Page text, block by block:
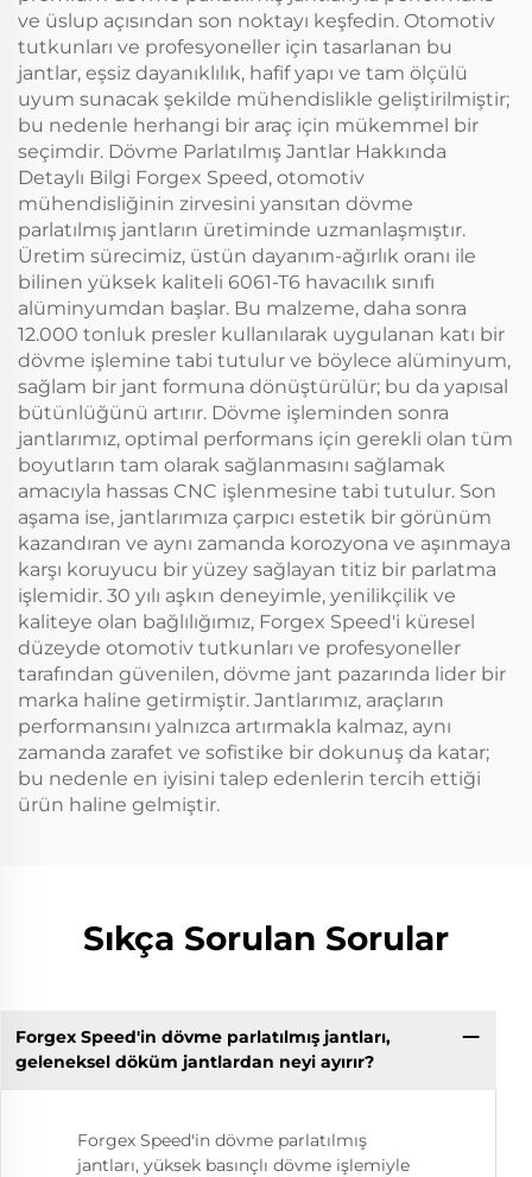
ve üslup açısından son noktayı keşfedin. Otomotiv
tutkunları ve profesyoneller için tasarlanan bu
jantlar, eşsiz dayanıklılık, hafif yapı ve tam ölçülü
uyum sunacak şekilde mühendislikle geliştirilmiştir;
bu nedenle herhangi bir araç için mükemmel bir
seçimdir. Dövme Parlatılmış Jantlar Hakkında
Detaylı Bilgi Forgex Speed, otomotiv
mühendisliğinin zirvesini yansıtan dövme
parlatılmış jantların üretiminde uzmanlaşmıştır.
Üretim sürecimiz, üstün dayanım-ağırlık oranı ile
bilinen yüksek kaliteli 6061-T6 havacılık sınıfı
alüminyumdan başlar. Bu malzeme, daha sonra
12.000 tonluk presler kullanılarak uygulanan katı bir
dövme işlemine tabi tutulur ve böylece alüminyum,
sağlam bir jant formuna dönüştürülür; bu da yapısal
bütünlüğünü artırır. Dövme işleminden sonra
jantlarımız, optimal performans için gerekli olan tüm
boyutların tam olarak sağlanmasını sağlamak
amacıyla hassas CNC işlenmesine tabi tutulur. Son
aşama ise, jantlarımıza çarpıcı estetik bir görünüm
kazandıran ve aynı zamanda korozyona ve aşınmaya
karşı koruyucu bir yüzey sağlayan titiz bir parlatma
işlemidir. 30 yılı aşkın deneyimle, yenilikçilik ve
kaliteye olan bağlılığımız, Forgex Speed'i küresel
düzeyde otomotiv tutkunları ve profesyoneller
tarafından güvenilen, dövme jant pazarında lider bir
marka haline getirmiştir. Jantlarımız, araçların
performansını yalnızca artırmakla kalmaz, aynı
zamanda zarafet ve sofistike bir dokunuş da katar;
bu nedenle en iyisini talep edenlerin tercih ettiği
ürün haline gelmiştir.
Sıkça Sorulan Sorular
Forgex Speed'in dövme parlatılmış jantları,
geleneksel döküm jantlardan neyi ayırır?
Forgex Speed'in dövme parlatılmış
jantları, yüksek basınçlı dövme işlemiyle